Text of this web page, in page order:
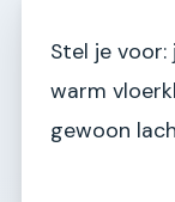
Stel je
warm
gewoon